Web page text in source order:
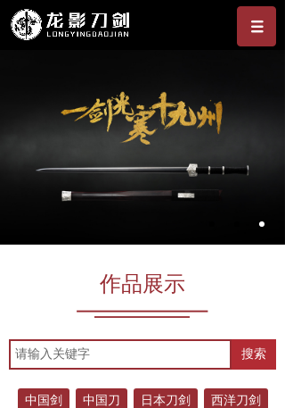
作品展示
搜索
中国剑 中国刀 日本刀剑
西洋刀剑